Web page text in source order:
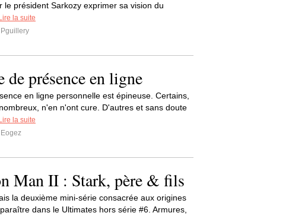
le président Sarkozy exprimer sa vision du
Lire la suite
Pguillery
de présence en ligne
en ligne personnelle est épineuse. Certains,
n'en n'ont cure. D'autres et sans doute
Lire la suite
Eogez
Man II : Stark, père & fils
la deuxième mini-série consacrée aux origines
dans le Ultimates hors série #6. Armures,